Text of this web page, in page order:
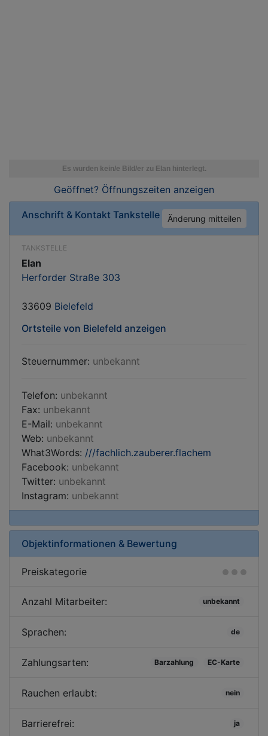
Geöffnet? Öffnungszeiten anzeigen
Anschrift & Kontakt Tankstelle Änderung mitteilen
TANKSTELLE
Elan
Herforder Straße 303
33609 Bielefeld
Ortsteile von Bielefeld anzeigen
Steuernummer: unbekannt
Telefon: unbekannt
Fax: unbekannt
E-Mail: unbekannt
Web: unbekannt
What3Words: ///fachlich.zauberer.flachem
Facebook: unbekannt
Twitter: unbekannt
Instagram: unbekannt
Objektinformationen & Bewertung
Preiskategorie
Anzahl Mitarbeiter: unbekannt
Sprachen: de
Zahlungsarten: Barzahlung EC-Karte
Rauchen erlaubt: nein
Barrierefrei: ja